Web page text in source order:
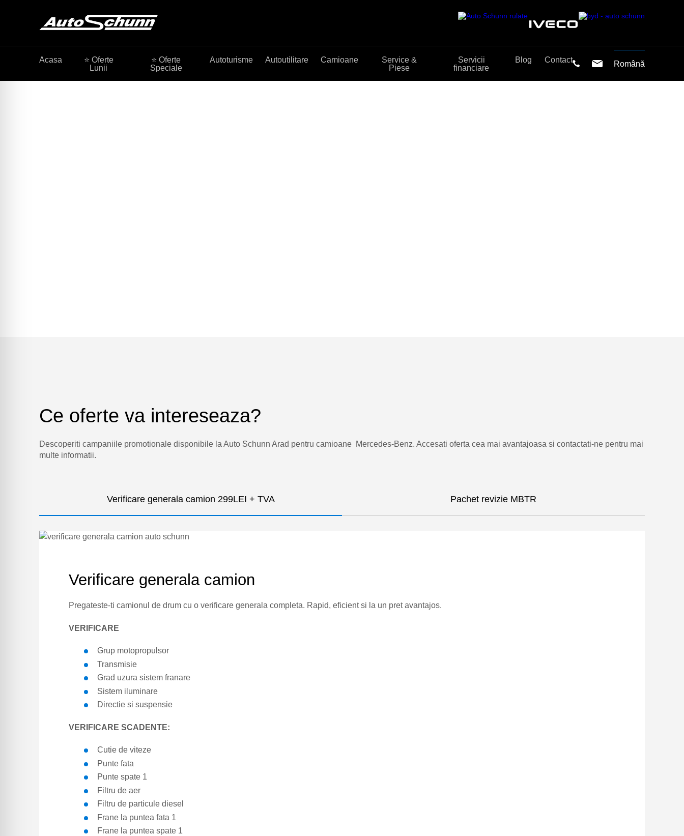
Ce oferte va intereseaza?
Descoperiti campaniile promotionale disponibile la Auto Schunn Arad pentru camioane Mercedes-Benz. Accesati oferta cea mai avantajoasa si contactati-ne pentru mai
multe informatii.
Verificare generala camion 299LEI + TVA Pachet revizie MBTR
Verificare generala camion
Pregateste-ti camionul de drum cu o verificare generala completa. Rapid, eficient si la un pret avantajos.
VERIFICARE
Grup motopropulsor
Transmisie
Grad uzura sistem franare
Sistem iluminare
Directie si suspensie
VERIFICARE SCADENTE:
Cutie de viteze
Punte fata
Punte spate 1
Filtru de aer
Filtru de particule diesel
Frane la puntea fata 1
Frane la puntea spate 1
Acasa
⭐ Oferte
Lunii
⭐ Oferte
Speciale
Autoturisme Autoutilitare Camioane
Service &
Piese
Servicii
financiare
Blog Contact Română